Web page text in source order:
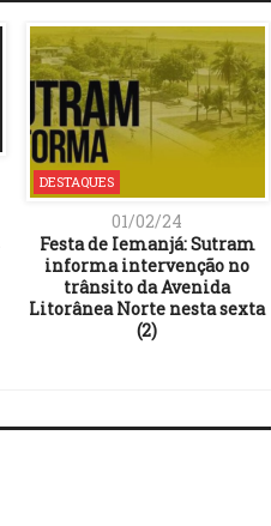
DESTAQUES
01/02/24
Festa de Iemanjá: Sutram
informa intervenção no
trânsito da Avenida
Litorânea Norte nesta sexta
(2)